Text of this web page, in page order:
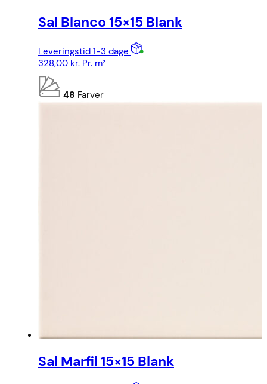
Sal Blanco 15×15 Blank
Leveringstid 1-3 dage
328,00 kr. Pr. m²
48 Farver
Sal Marfil 15×15 Blank